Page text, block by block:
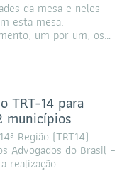
da mesa e neles
esta mesa.
um por um, os…
TRT-14 para
municípios
Região (TRT14)
Advogados do Brasil –
realização…